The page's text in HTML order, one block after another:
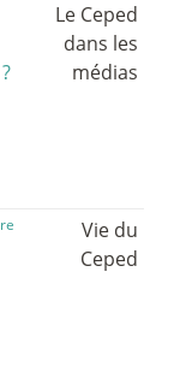
?
Le Ceped
dans les
médias
re
Vie du
Ceped